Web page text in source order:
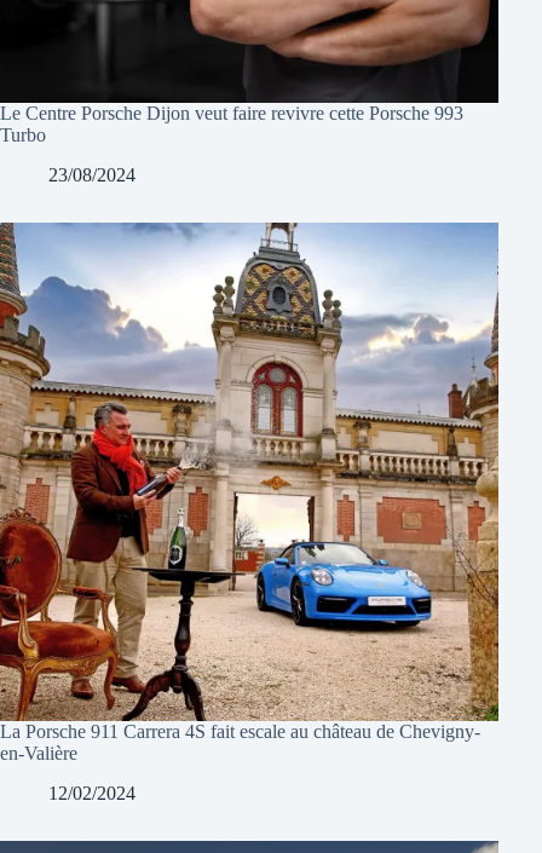
Le Centre Porsche Dijon veut faire revivre cette Porsche 993
Turbo
23/08/2024
La Porsche 911 Carrera 4S fait escale au château de Chevigny-
en-Valière
12/02/2024